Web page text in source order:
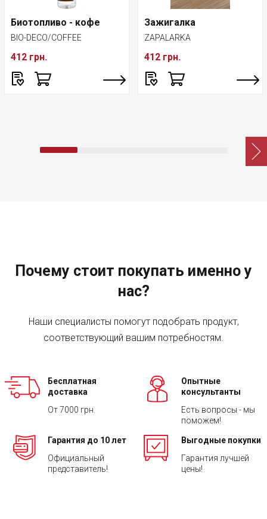
Биотопливо - кофе
BIO-DECO/COFFEE
412 грн.
Зажигалка
ZAPALARKA
412 грн.
Почему стоит покупать именно у
нас?
Наши специалисты помогут подобрать продукт,
соответствующий вашим потребностям.
Бесплатная
доставка
От 7000 грн.
Опытные
консультанты
Есть вопросы - мы
поможем!
Гарантия до 10 лет
Официальный
представитель!
Выгодные покупки
Гарантия лучшей
цены!